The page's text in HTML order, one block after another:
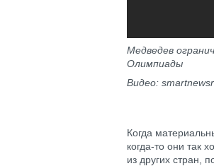
Медведев
Олимпиады
Видео:
Когда
когда-то они так
из других стран,